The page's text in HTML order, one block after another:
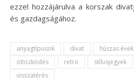
ezzel hozzájárulva a korszak
és gazdagságához.
anyagtípusok divat húszas évek
öltözködés
retro stílusjegyek
visszatérés